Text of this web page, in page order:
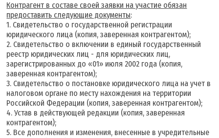
Контрагент в составе своей заявки на участие обязан
предоставить следующие документы:
1. Свидетельство о государственной регистрации
юридического лица (копия, заверенная контрагентом);
2. Свидетельство о включении в единый государственный
реестр юридических лиц - для юридических лиц,
зарегистрированных до «01» июля 2002 года (копия,
заверенная контрагентом);
3. Свидетельство о постановке юридического лица на учет в
налоговом органе по месту нахождения на территории
Российской Федерации (копия, заверенная контрагентом);
4. Устав в действующей редакции (копия, заверенная
контрагентом);
5. Все дополнения и изменения, внесенные в учредительные